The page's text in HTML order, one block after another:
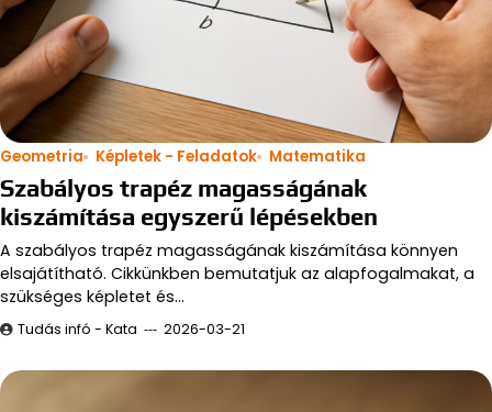
Geometria Képletek - Feladatok Matematika
Szabályos trapéz magasságának
kiszámítása egyszerű lépésekben
A szabályos trapéz magasságának kiszámítása könnyen
elsajátítható. Cikkünkben bemutatjuk az alapfogalmakat, a
szükséges képletet és…
Tudás infó - Kata 2026-03-21